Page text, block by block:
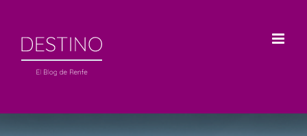
contenido